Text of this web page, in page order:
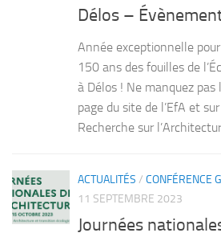
Délos –
Année exceptionnelle
150 ans des fouilles de
à Délos ! Ne manquez
page du site de l’EfA et
Recherche sur
ACTUALITÉS / CONFÉRENCE
11 SEPTEMBRE 2023
Journées